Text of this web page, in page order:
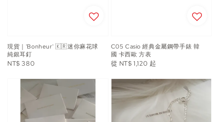
現貨｜'Bonheur' 🇰🇷迷你麻花球
純銀耳釘
Regular
NT$ 380
C05 Casio 經典金屬鋼帶手錶 韓
國 卡西歐 方表
Regular
從 NT$ 1,120 起